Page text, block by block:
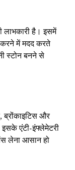
लाभकारी है। इसमें
करने में मदद करते
स्टोन बनने से
ब्रोंकाइटिस और
एंटी-इंफ्लेमेटरी
लेना आसान हो